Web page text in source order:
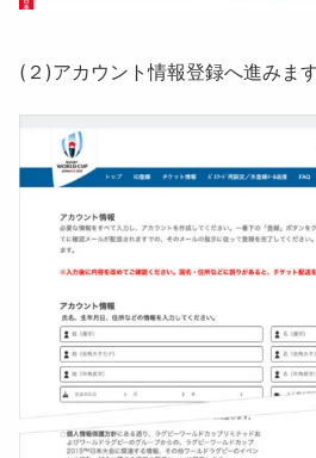
(２)アカウント情報登録へ進みます